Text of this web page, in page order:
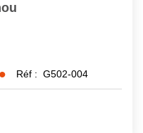
Réf : G502-004